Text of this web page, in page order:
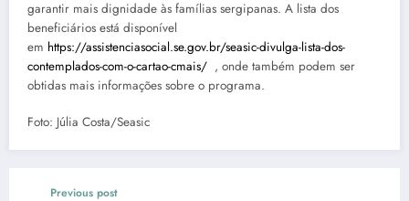
garantir mais dignidade às famílias sergipanas. A lista dos
beneficiários está disponível
em https://assistenciasocial.se.gov.br/seasic-divulga-lista-dos-
contemplados-com-o-cartao-cmais/ , onde também podem ser
obtidas mais informações sobre o programa.
Foto: Júlia Costa/Seasic
Previous post